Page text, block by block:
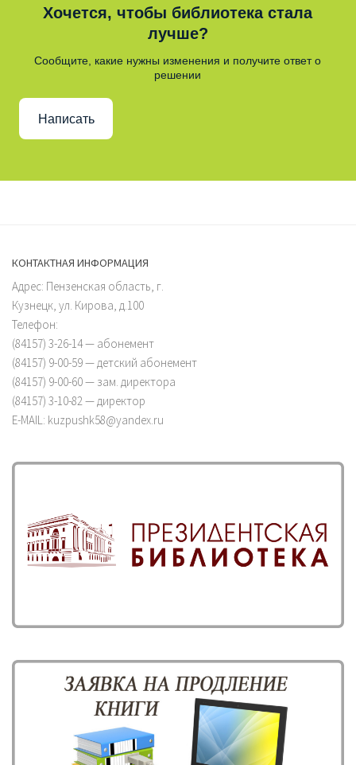
Хочется, чтобы библиотека стала
лучше?
Сообщите, какие нужны изменения и получите ответ о
решении
Написать
КОНТАКТНАЯ ИНФОРМАЦИЯ
Адрес: Пензенская область, г.
Кузнецк, ул. Кирова, д.100
Телефон:
(84157) 3-26-14 — абонемент
(84157) 9-00-59 — детский абонемент
(84157) 9-00-60 — зам. директора
(84157) 3-10-82 — директор
E-MAIL: kuzpushk58@yandex.ru